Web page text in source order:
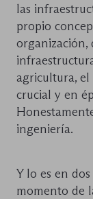
las
propio
organización,
agricultura, el
crucial y en
ingeniería.
Y lo es en
momento de